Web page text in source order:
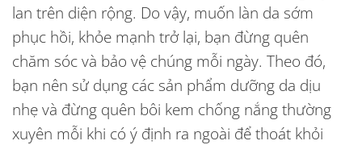
lan trên diện rộng. Do vậy, muốn làn da sớm
phục hồi, khỏe mạnh trở lại, bạn đừng quên
chăm sóc và bảo vệ chúng mỗi ngày. Theo đó,
bạn nên sử dụng các sản phẩm dưỡng da dịu
nhẹ và đừng quên bôi kem chống nắng thường
xuyên mỗi khi có ý định ra ngoài để thoát khỏi